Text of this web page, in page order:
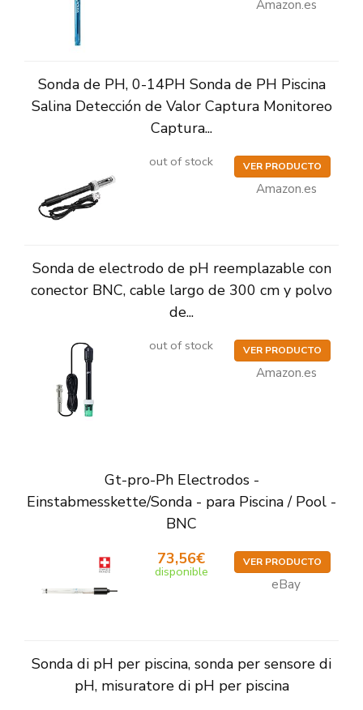
Amazon.es
Sonda de PH, 0-14PH Sonda de PH Piscina
Salina Detección de Valor Captura Monitoreo
Captura...
out of stock VER PRODUCTO
Amazon.es
Sonda de electrodo de pH reemplazable con
conector BNC, cable largo de 300 cm y polvo
de...
out of stock VER PRODUCTO
Amazon.es
Gt-pro-Ph Electrodos -
Einstabmesskette/Sonda - para Piscina / Pool -
BNC
73,56€
disponible
VER PRODUCTO
eBay
Sonda di pH per piscina, sonda per sensore di
pH, misuratore di pH per piscina